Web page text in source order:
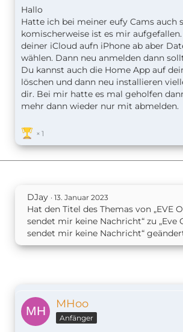
Hallo
Hatte ich bei meiner eufy Cams auch
komischerweise ist es mir
deiner iCloud aufn iPhone ab aber
wählen. Dann neu anmelden dann
Du kannst auch die Home App auf
löschen und dann neu installieren
dir. Bei mir hatte es mal geholfen
mehr dann wieder nur mit abmelden.
1
DJay 13. Januar 2023
Hat den Titel des Themas von „EVE
sendet mir keine Nachricht“ zu „Eve
sendet mir keine Nachricht“
MHoo
Anfänger